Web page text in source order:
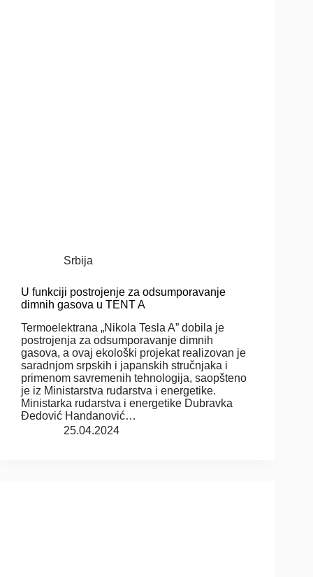
Srbija
U funkciji postrojenje za odsumporavanje
dimnih gasova u TENT A
Termoelektrana „Nikola Tesla A” dobila je
postrojenja za odsumporavanje dimnih
gasova, a ovaj ekološki projekat realizovan je
saradnjom srpskih i japanskih stručnjaka i
primenom savremenih tehnologija, saopšteno
je iz Ministarstva rudarstva i energetike.
Ministarka rudarstva i energetike Dubravka
Đedović Handanović…
25.04.2024